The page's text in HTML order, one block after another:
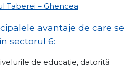
Taberei – Ghencea
avantaje de care se
sectorul 6:
de educație, datorită